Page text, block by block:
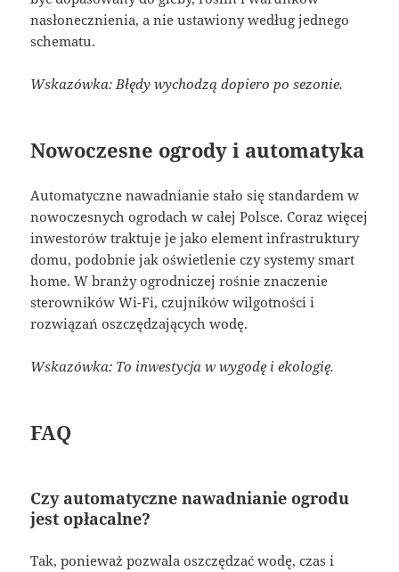
nasłonecznienia, a nie ustawiony według jednego
schematu.
Wskazówka: Błędy wychodzą dopiero po sezonie.
Nowoczesne ogrody i automatyka
Automatyczne nawadnianie stało się standardem w
nowoczesnych ogrodach w całej Polsce. Coraz więcej
inwestorów traktuje je jako element infrastruktury
domu, podobnie jak oświetlenie czy systemy smart
home. W branży ogrodniczej rośnie znaczenie
sterowników Wi-Fi, czujników wilgotności i
rozwiązań oszczędzających wodę.
Wskazówka: To inwestycja w wygodę i ekologię.
FAQ
Czy automatyczne nawadnianie ogrodu
jest opłacalne?
Tak, ponieważ pozwala oszczędzać wodę, czas i